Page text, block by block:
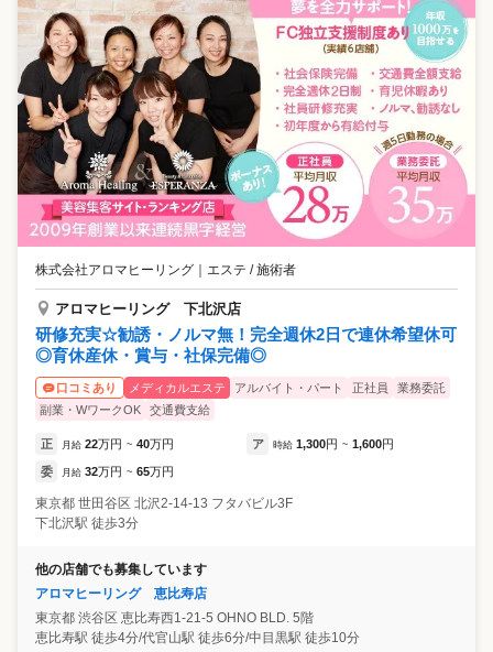
株式会社アロマヒーリング エステ / 施術者
アロマヒーリング 下北沢店
研修充実☆勧誘・ノルマ無！完全週休2日で連休希望休可
◎育休産休・賞与・社保完備◎
口コミあり メディカルエステ アルバイト・パート 正社員
業務委託
副業・WワークOK
交通費支給
正 月給 22万円 ~ 40万円 ア 時給 1,300円 ~ 1,600円
委 月給 32万円 ~ 65万円
東京都 世田谷区 北沢2-14-13 フタバビル3F
下北沢駅 徒歩3分
他の店舗でも募集しています
アロマヒーリング 恵比寿店
東京都 渋谷区 恵比寿西1-21-5 OHNO BLD. 5階
恵比寿駅 徒歩4分/代官山駅 徒歩6分/中目黒駅 徒歩10分